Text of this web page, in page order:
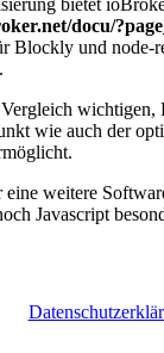
bietet
docu/
Blockly und node-
wie auch der
weitere
Javascript